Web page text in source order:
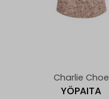
Charlie Choe
YÖPAITA